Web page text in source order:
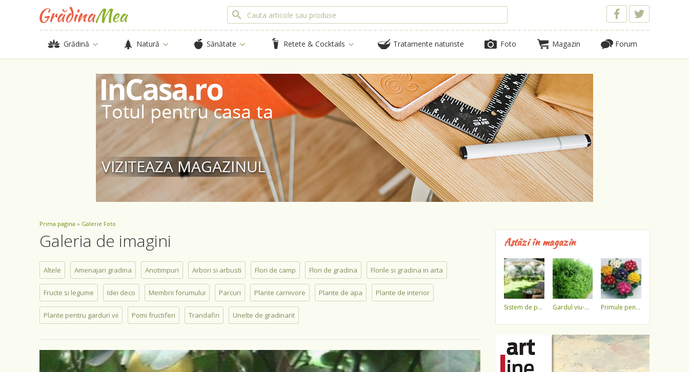
Grădină Natură Sănătate Retete & Cocktails Tratamente naturiste Foto Magazin Forum
Prima pagina » Galerie Foto
Galeria de imagini
Altele Amenajari gradina Anotimpuri Arbori si arbusti Flori de camp Flori de gradina Florile si gradina in arta
Fructe si legume Idei deco Membrii forumului Parcuri Plante carnivore Plante de apa Plante de interior
Plante pentru garduri vii Pomi fructiferi Trandafiri Unelte de gradinarit
Astăzi în magazin
sistem de pulverizare a apei gardul viu-minune! primule pentru 1 martie 3,5 lei / ghiveci !!!!